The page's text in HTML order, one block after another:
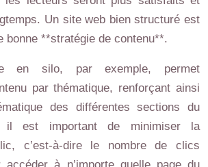
Un site web bien structuré est
bonne **stratégie de contenu**.
en silo, par exemple, permet
par thématique, renforçant ainsi
des différentes sections du
est important de minimiser la
c’est-à-dire le nombre de clics